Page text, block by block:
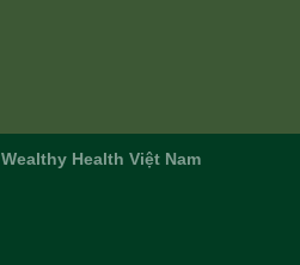
Wealthy Health Việt Nam